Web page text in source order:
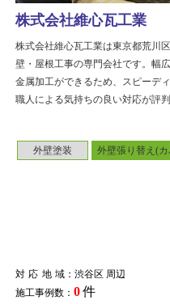
外壁塗装 外壁張り替え(
対応地域：渋谷区 周辺
施工事例数： 0件
株式会社維心瓦工業
株式会社維心瓦工業は東京都荒川
壁・屋根工事の専門会社です。幅
金属加工ができるため、スピーデ
職人による気持ちの良い対応が評判